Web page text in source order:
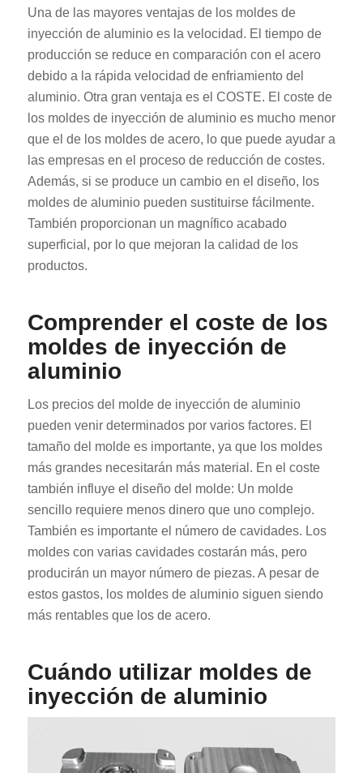
Una de las mayores ventajas de los moldes de
inyección de aluminio es la velocidad. El tiempo de
producción se reduce en comparación con el acero
debido a la rápida velocidad de enfriamiento del
aluminio. Otra gran ventaja es el COSTE. El coste de
los moldes de inyección de aluminio es mucho menor
que el de los moldes de acero, lo que puede ayudar a
las empresas en el proceso de reducción de costes.
Además, si se produce un cambio en el diseño, los
moldes de aluminio pueden sustituirse fácilmente.
También proporcionan un magnífico acabado
superficial, por lo que mejoran la calidad de los
productos.
Comprender el coste de los
moldes de inyección de
aluminio
Los precios del molde de inyección de aluminio
pueden venir determinados por varios factores. El
tamaño del molde es importante, ya que los moldes
más grandes necesitarán más material. En el coste
también influye el diseño del molde: Un molde
sencillo requiere menos dinero que uno complejo.
También es importante el número de cavidades. Los
moldes con varias cavidades costarán más, pero
producirán un mayor número de piezas. A pesar de
estos gastos, los moldes de aluminio siguen siendo
más rentables que los de acero.
Cuándo utilizar moldes de
inyección de aluminio